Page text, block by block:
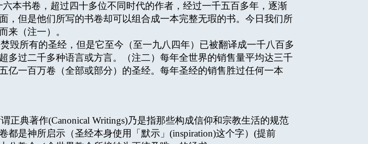
书卷，超过四十多位不同时代的作者，经过一千五百多年，逐渐
，但是他们所写的书卷却可以组合成一本完整无瑕的书。今日我们所
来（注一）。
毁所有的圣经，但是它至今（至一九八四年）已被翻译成一千八百多
多过二千多种语言或方言。（注二）每年全世界的销售量平均达三千
亿一百万卷（全部或部分）的圣经。每年圣经的销售胜过任何一本
典著作(Canonical Writings)乃是指那些构成信仰和宗教生活的规范
是神所启示（圣经本身使用「默示」(inspiration)这个字）(提前